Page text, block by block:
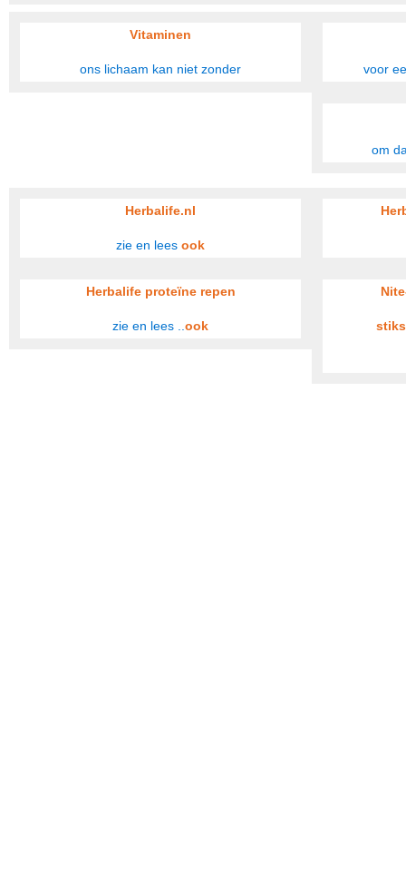
Vitaminen
ons lichaam kan niet zonder voor
om
Herbalife.nl
zie en lees ook
Herbalife proteïne repen
zie en lees .. ook